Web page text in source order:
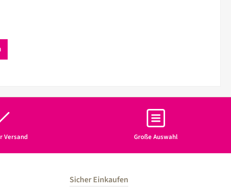
Versand Große Auswahl
Sicher Einkaufen